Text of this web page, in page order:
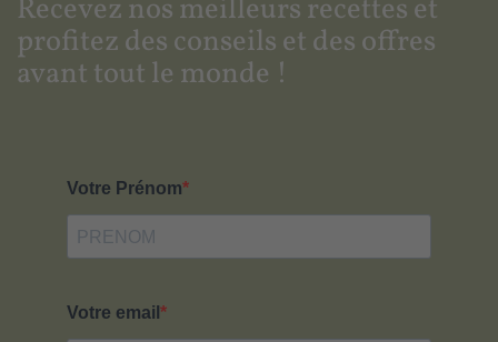
Recevez nos meilleurs recetteset
profitez des conseils et des offres
avant tout le monde !